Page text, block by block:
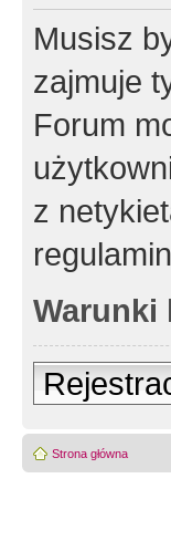
Musisz
zajmuje
Forum
z
Warunki
Strona główna